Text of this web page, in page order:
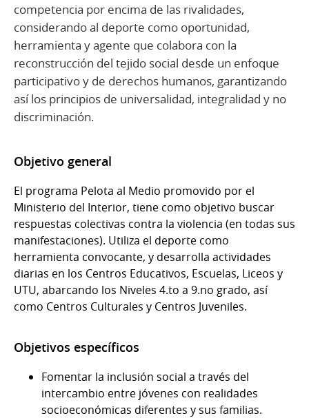
competencia por encima de las rivalidades,
considerando al deporte como oportunidad,
herramienta y agente que colabora con la
reconstrucción del tejido social desde un enfoque
participativo y de derechos humanos, garantizando
así los principios de universalidad, integralidad y no
discriminación.
Objetivo general
El programa Pelota al Medio promovido por el
Ministerio del Interior, tiene como objetivo buscar
respuestas colectivas contra la violencia (en todas sus
manifestaciones). Utiliza el deporte como
herramienta convocante, y desarrolla actividades
diarias en los Centros Educativos, Escuelas, Liceos y
UTU, abarcando los Niveles 4.to a 9.no grado, así
como Centros Culturales y Centros Juveniles.
Objetivos específicos
Fomentar la inclusión social a través del
intercambio entre jóvenes con realidades
socioeconómicas diferentes y sus familias.